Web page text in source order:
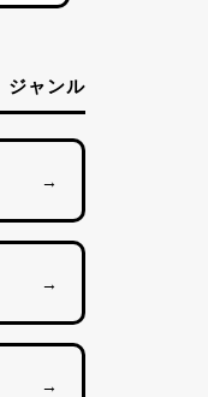
ジャンル
→
→
→